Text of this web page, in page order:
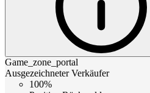
Game_zone_portal
Ausgezeichneter Verkäufer
100%